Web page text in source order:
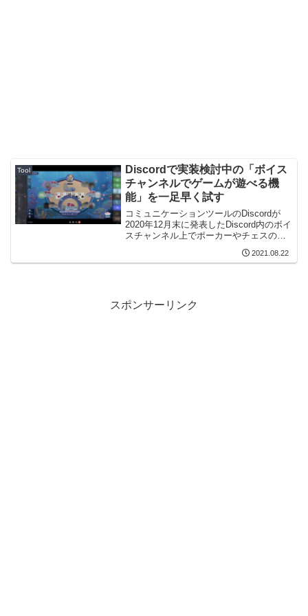
Tool
Discordで実装検討中の「ボイス
チャンネルでゲームが遊べる機
能」を一足早く試す
コミュニケーションツールのDiscordが
2020年12月末に発表したDiscord内のボイ
スチャンネル上でポーカーやチェスのゲ
ームが遊べる「Social Party Games」機
能を一足早く試す方法を紹介します。
2021.08.22
スポンサーリンク